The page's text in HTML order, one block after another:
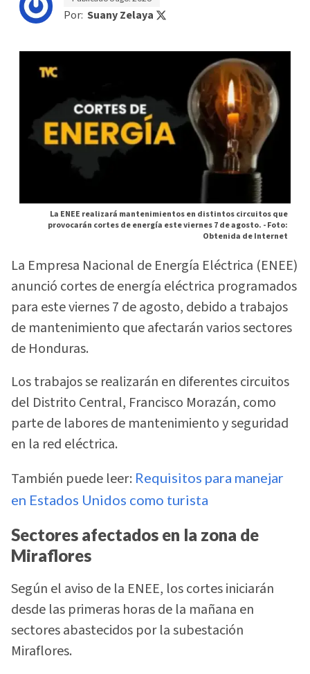
Por: Suany Zelaya
La ENEE realizará mantenimientos en distintos circuitos que
provocarán cortes de energía este viernes 7 de agosto. -Foto:
Obtenida de Internet
La Empresa Nacional de Energía Eléctrica (ENEE)
anunció cortes de energía eléctrica programados
para este viernes 7 de agosto, debido a trabajos
de mantenimiento que afectarán varios sectores
de Honduras.
Los trabajos se realizarán en diferentes circuitos
del Distrito Central, Francisco Morazán, como
parte de labores de mantenimiento y seguridad
en la red eléctrica.
También puede leer: Requisitos para manejar
en Estados Unidos como turista
Sectores afectados en la zona de
Miraflores
Según el aviso de la ENEE, los cortes iniciarán
desde las primeras horas de la mañana en
sectores abastecidos por la subestación
Miraflores.